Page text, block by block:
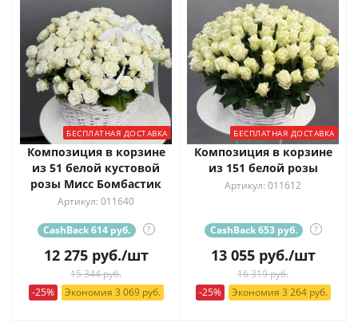
БЕСПЛАТНАЯ ДОСТАВКА
Композиция в корзине
из 51 белой кустовой
розы Мисс Бомбастик
Артикул: 011640
CashBack 614 руб. ?
12 275руб./шт
15 344 руб.
-25%
Экономия 3 069 руб.
БЕСПЛАТНАЯ ДОСТАВКА
Композиция в корзине
из 151 белой розы
Артикул: 011612
CashBack 653 руб. ?
13 055руб./шт
16 319 руб.
-25%
Экономия 3 264 руб.